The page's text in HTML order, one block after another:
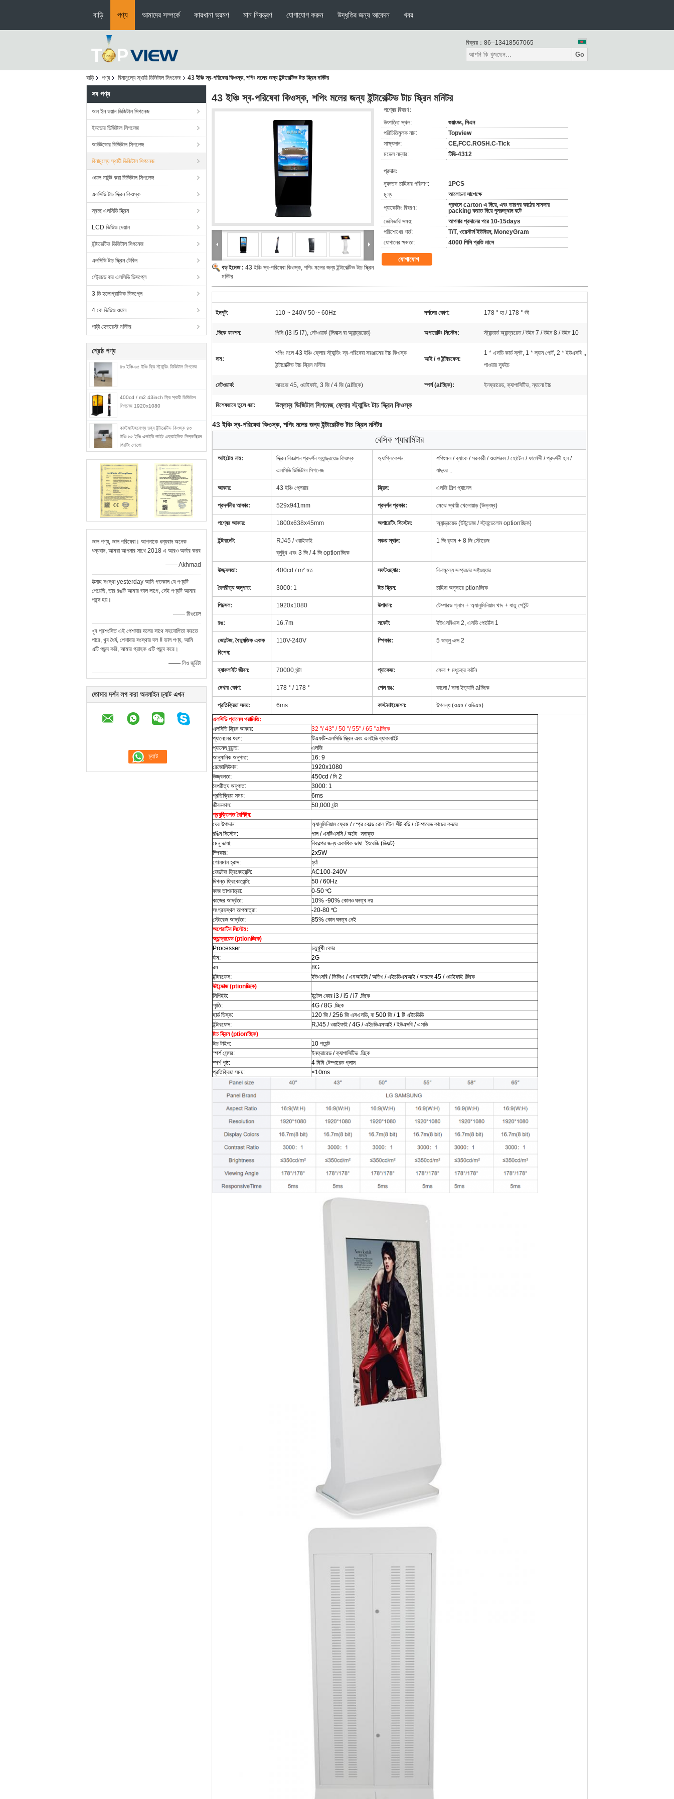
বাড়ি পণ্য আমাদের সম্পর্কে কারখানা ভ্রমণ মান নিয়ন্ত্রণ যোগাযোগ করুন উদ্ধৃতির জন্য আবেদন খবর
বিক্রয়： 86--13418567065
Go
বাড়ি পণ্য বিনামূল্যে স্থায়ী ডিজিটাল সিগনেজ 43 ইঞ্চি স্ব-পরিষেবা কিওস্ক, শপিং মলের জন্য ইন্টারেক্টিভ টাচ স্ক্রিন মনিটর
সব পণ্য
অল ইন ওয়ান ডিজিটাল সিগনেজ
ইনডোর ডিজিটাল সিগনেজ
আউটডোর ডিজিটাল সিগনেজ
বিনামূল্যে স্থায়ী ডিজিটাল সিগনেজ
ওয়াল মাউন্ট করা ডিজিটাল সিগনেজ
এলসিডি টাচ স্ক্রিন কিওস্ক
স্বচ্ছ এলসিডি স্ক্রিন
LCD ভিডিও দেয়াল
ইন্টারেক্টিভ ডিজিটাল সিগনেজ
এলসিডি টাচ স্ক্রিন টেবিল
স্ট্রেচড বার এলসিডি ডিসপ্লে
3 ডি হলোগ্রাফিক ডিসপ্লে
4 কে ভিডিও ওয়াল
গাড়ী হেডরেস্ট মনিটর
শ্রেষ্ঠ পণ্য
৪৩ ইঞ্চি-৬৫ ইঞ্চি ফ্রি স্ট্যান্ডিং ডিজিটাল সিগনেজ
400cd / m2 43inch ফ্রি স্থায়ী ডিজিটাল
সিগনেজ 1920x1080
কাস্টমাইজযোগ্য তথ্য ইন্টারেক্টিভ কিওস্ক ৪৩
ইঞ্চি-৬৫ ইঞ্চি এলইডি লাইট এক্রাইলিক সিল্কস্ক্রিন
প্রিন্টিং লোগো
ভাল পণ্য, ভাল পরিষেবা। আপনাকে ধন্যবাদ অনেক
ধন্যবাদ, আমরা আপনার সাথে 2018 এ আরও অর্ডার করব
—— Akhmad
উত্সাহ সংস্থা yesterday আমি গতকাল যে পণ্যটি
পেয়েছি, তার রঙটি আমার ভাল লাগে, সেই পণ্যটি আমার
পছন্দ হয়।
—— মিগুয়েল
খুব প্রশংসিত এই পেশাদার দলের সাথে সহযোগিতা করতে
পারে, খুব ধৈর্য, ​​পেশাদার সংস্থার দল !! ভাল পণ্য, আমি
এটি পছন্দ করি, আমার গ্রাহক এটি পছন্দ করে।
—— লিও জুরিটা
তোমার দর্শন লগ করা অনলাইন চ্যাট এখন
43 ইঞ্চি স্ব-পরিষেবা কিওস্ক, শপিং মলের জন্য ইন্টারেক্টিভ টাচ স্ক্রিন মনিটর
বড় ইমেজ : 43 ইঞ্চি স্ব-পরিষেবা কিওস্ক, শপিং মলের জন্য ইন্টারেক্টিভ টাচ স্ক্রিন
মনিটর
পণ্যের বিবরণ:
উৎপত্তি স্থল:
গুয়াংডং, সিএন
পরিচিতিমুলক নাম:
Topview
সাক্ষ্যদান:
CE,FCC.ROSH.C-Tick
মডেল নম্বার:
টিডি-4312
প্রদান:
ন্যূনতম চাহিদার পরিমাণ:
1PCS
মূল্য:
আলোচনা সাপেক্ষে
প্যাকেজিং বিবরণ:
প্রথমে carton এ নিয়ে, এবং তারপর কাঠের মামলার
packing করাত দিয়ে পুনরুত্থান ঘটে
ডেলিভারি সময়:
আপনার প্রদানের পরে 10-15days
পরিশোধের শর্ত:
T/T, ওয়েস্টার্ন ইউনিয়ন, MoneyGram
যোগানের ক্ষমতা:
4000 পিসি প্রতি মাসে
যোগাযোগ
ইনপুট: 110 ~ 240V 50 ~ 60Hz দর্শনের কোণ: 178 ° হা / 178 ° ভী
.চ্ছিক ফাংশন: পিসি (i3 i5 i7), নেটওয়ার্ক (লিনাক্স বা অ্যান্ড্রয়েড) অপারেটিং সিস্টেম: স্ট্যান্ডার্ড অ্যান্ড্রয়েড / উইন 7 / উইন 8 / উইন 10
নাম:
শপিং মলে 43 ইঞ্চি ফ্লোর স্ট্যান্ডিং স্ব-পরিষেবা সরঞ্জামের টাচ কিওস্ক
ইন্টারেক্টিভ টাচ স্ক্রিন মনিটর
আই / ও ইন্টারফেস:
1 * এসডি কার্ড স্লট, 1 * ল্যান পোর্ট, 2 * ইউএসবি ,,
পাওয়ার স্যুইচ
নেটওয়ার্ক: আরজে 45, ওয়াইফাই, 3 জি / 4 জি (alচ্ছিক) স্পর্শ (alচ্ছিক): ইনফ্রারেড, ক্যাপাসিটিভ, ন্যানো টাচ
বিশেষভাবে তুলে ধরা: উল্লম্ব ডিজিটাল সিগনেজ, ফ্লোর স্ট্যান্ডিং টাচ স্ক্রিন কিওস্ক
43 ইঞ্চি স্ব-পরিষেবা কিওস্ক, শপিং মলের জন্য ইন্টারেক্টিভ টাচ স্ক্রিন মনিটর
বেসিক প্যারামিটার
আইটেম নাম:
স্ক্রিন বিজ্ঞাপন প্রদর্শন অ্যান্ড্রয়েড কিওস্ক
এলসিডি ডিজিটাল সিগনেজ
অ্যাপ্লিকেশন:
শপিংমল / ব্যাংক / সরকারী / ওয়াশরুম / হোটেল / ফার্মেসী / প্রদর্শনী হল /
যাদুঘর ..
আকার: 43 ইঞ্চি প্লেয়ার স্ক্রিন: এলজি শিল্প প্যানেল
প্রদর্শনীর আকার: 529x941mm প্রদর্শন প্রকার: মেঝে স্থায়ী খেলোয়াড় (উল্লম্ব)
পণ্যের আকার: 1800x638x45mm অপারেটিং সিস্টেম: অ্যান্ড্রয়েড (উইন্ডোজ / স্ট্যান্ডেলোন optionচ্ছিক)
ইন্টারনেট:
RJ45 / ওয়াইফাই
ব্লুটুথ এবং 3 জি / 4 জি optionচ্ছিক
সঞ্চয় স্থান: 1 জি র‌্যাম + 8 জি স্টোরেজ
উজ্জ্বলতা: 400cd / m² মত সফটওয়্যার: বিনামূল্যে সম্প্রচার সফ্টওয়্যার
বৈপরীত্য অনুপাত: 3000: 1 টাচ স্ক্রিন: চাহিদা অনুসারে ptionচ্ছিক
পিক্সেল: 1920x1080 উপাদান: টেম্পারড গ্লাস + অ্যালুমিনিয়াম খাদ + ধাতু পেইন্ট
রঙ: 16.7m সকেট: ইউএসবিএক্স 2, এসডি পোর্টেক্স 1
ভোল্টেজ, বৈদ্যুতিক একক
বিশেষ:
110V-240V স্পিকার: 5 ডাব্লু এক্স 2
ব্যাকলাইট জীবন: 70000 ঘন্টা প্যাকেজ: ফেনা + মধুচক্র কার্টন
দেখার কোণ: 178 ° / 178 ° শেল রঙ: কালো / সাদা ইত্যাদি alচ্ছিক
প্রতিক্রিয়া সময়: 6ms কাস্টমাইজেশন:
উপলব্ধ (ওএম / ওডিএম)
এলসিডি প্যানেল পরামিতি:
এলসিডি স্ক্রিন আকার:
32 "/ 43" / 50 "/ 55" / 65 "alচ্ছিক
প্যানেলের ধরণ:
টিএফটি-এলসিডি স্ক্রিন এবং এলইডি ব্যাকলাইট
প্যানেল ব্র্যান্ড:
এলজি
আনুমানিক অনুপাত:
16: 9
রেজোলিউশন:
1920x1080
উজ্জ্বলতা:
450cd / মি 2
বৈপরীত্য অনুপাত:
3000: 1
প্রতিক্রিয়া সময়:
6ms
জীবনকাল:
50,000 ঘন্টা
প্রযুক্তিগত বৈশিষ্ট্য:
ঘের উপাদান:
অ্যালুমিনিয়াম ফ্রেম / স্প্রে কোল্ড রোল স্টিল শীট বডি / টেম্পারেড কাচের কভার
রঙিন সিস্টেম:
পাল / এনটিএসসি / অটো- সনাক্ত
মেনু ভাষা:
বিকল্পের জন্য একাধিক ভাষা: ইংরেজি (ডিফল্ট)
স্পিকার:
2x5W
গোলমাল হ্রাস:
হ্যাঁ
ভোল্টেজ ফ্রিকোয়েন্সি:
AC100-240V
দিগন্ত ফ্রিকোয়েন্সি:
50 / 60Hz
কাজ তাপমাত্রা:
0-50 ℃
কাজের আর্দ্রতা:
10% -90% কোনও ঘনত্ব নয়
সংগ্রহস্থল তাপমাত্রা:
-20-80 ℃
স্টোরেজ আর্দ্রতা:
85% কোন ঘনত্ব নেই
অপেরাটিন সিস্টেম:
অ্যান্ড্রয়েড (ptionচ্ছিক)
Processer:
চতুর্মুখী কোর
র্যাম:
2G
রম:
8G
ইন্টারফেস:
ইউএসবি / ভিজিএ / এমআইসি / অডিও / এইচডিএমআই / আরজে 45 / ওয়াইফাই Iচ্ছিক
উইন্ডোজ (ptionচ্ছিক)
সিপিইউ:
ইন্টেল কোর i3 / i5 / i7 .চ্ছিক
স্মৃতি:
4G / 8G .চ্ছিক
হার্ড ডিস্ক:
120 জি / 256 জি এসএসডি, বা 500 জি / 1 টি এইচডিডি
ইন্টারফেস:
RJ45 / ওয়াইফাই / 4G / এইচডিএমআই / ইউএসবি / এসডি
টাচ স্ক্রিন (ptionচ্ছিক)
টাচ টাইপ:
10 পয়েন্ট
স্পর্শ সেন্সর:
ইনফ্রারেড / ক্যাপাসিটিভ .চ্ছিক
স্পর্শ পৃষ্ঠ:
4 মিমি টেম্পারেড গ্লাস
প্রতিক্রিয়া সময়:
<10ms